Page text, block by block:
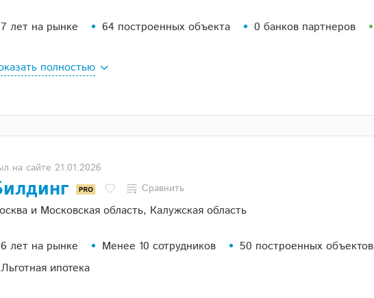
7 лет на рынке 64 построенных объекта 0 банков партнеров
полностью
на сайте 21.01.2026
Сравнить
и Московская область, Калужская область
6 лет на рынке Менее 10 сотрудников 50 построенных объектов
Льготная ипотека